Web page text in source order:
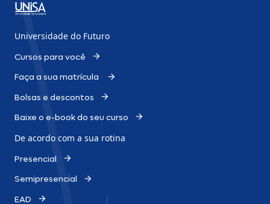
Universidade do Futuro
Cursos para você
Faça a sua matrícula
Bolsas e descontos
Baixe o e-book do seu curso
De acordo com a sua rotina
Presencial
Semipresencial
EAD